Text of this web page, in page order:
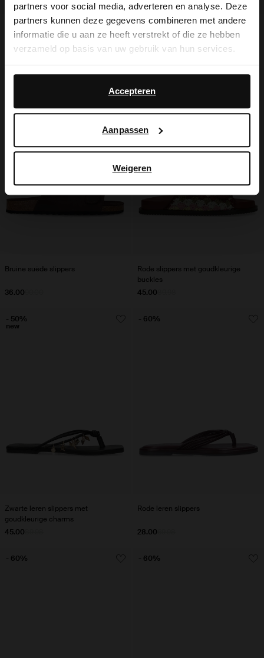
partners voor social media, adverteren en analyse. Deze
partners kunnen deze gegevens combineren met andere
informatie die u aan ze heeft verstrekt of die ze hebben
verzameld op basis van uw gebruik van hun services.
Daarnaast werken wij samen met Google voor
advertentie- en meetdoeleinden. Meer informatie over
hoe Google uw persoonsgegevens gebruikt, vindt u op
Accepteren
Aanpassen
Weigeren
goudkleurige charms
89.99
62.99 79.98
40.00
Bruine suède slippers
36.00
- 60%
Rode slippers met goudkleurige
buckles
45.00
Zwarte leren slippers met
goudkleurige charms
45.00
- 50%
new
Rode leren slippers
28.00
- 60%
- 60% - 60%
It looks like your language isn't Dutch. Would
you like to switch to English?
Yes, switch to
English
No, stay in Dutch